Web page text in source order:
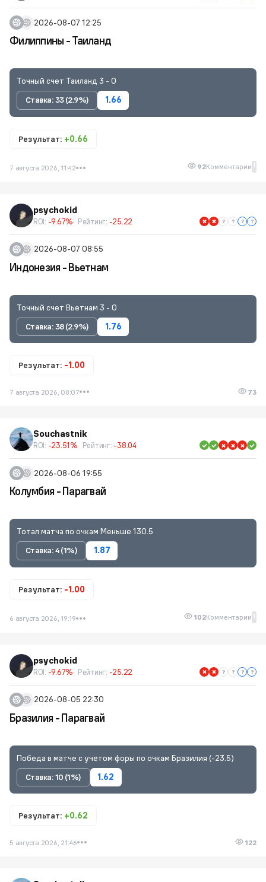
2026-08-07 12:25
Филиппины - Таиланд
Точный счет Таиланд 3 - 0
Ставка: 33 (2.9%)
1.66
Результат: +0.66
7 августа 2026, 11:42 92Комментарии 1
psychokid
ROI: -9.67% Рейтинг: -25.22
2026-08-07 08:55
Индонезия - Вьетнам
Точный счет Вьетнам 3 - 0
Ставка: 38 (2.9%)
1.76
Результат: -1.00
7 августа 2026, 08:07 73
Souchastnik
ROI: -23.51% Рейтинг: -38.04
2026-08-06 19:55
Колумбия - Парагвай
Тотал матча по очкам Меньше 130.5
Ставка: 4 (1%)
1.87
Результат: -1.00
6 августа 2026, 19:19 102Комментарии 1
psychokid
ROI: -9.67% Рейтинг: -25.22
2026-08-05 22:30
Бразилия - Парагвай
Победа в матче с учетом форы по очкам Бразилия (-23.5)
Ставка: 10 (1%)
1.62
Результат: +0.62
5 августа 2026, 21:46 122